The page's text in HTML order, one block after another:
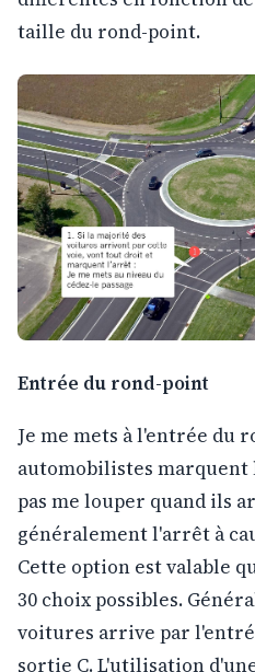
taille du rond-point.
Entrée du rond-point
Je me mets à l'entrée du
automobilistes
pas me louper quand ils
généralement l'arrêt à
Cette option est valable
30 choix possibles.
voitures arrive par
sortie C. L'utilisation